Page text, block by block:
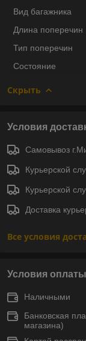
Вид багажника
Длина поперечин
Тип поперечин
Состояние
Скрыть
Условия
Самовывоз
Курьерской
Курьерской
Доставка
Все условия
Условия оплаты
Наличными
Банковская
магазина)